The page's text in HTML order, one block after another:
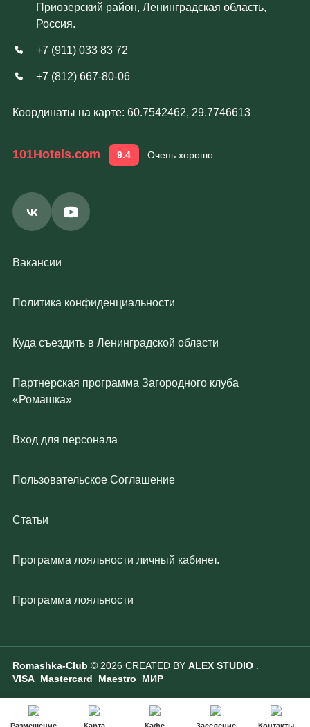
Приозерский район, Ленинградская область,
Россия.
+7 (911) 033 83 72
+7 (812) 667-80-06
Координаты на карте: 60.7542462, 29.7746613
101Hotels.com 9.4 Очень хорошо
Вакансии
Политика конфиденциальности
Куда съездить в Ленинградской области
Партнерская программа Загородного клуба
«Ромашка»
Вход для персонала
Пользовательское Соглашение
Статьи
Программа лояльности личный кабинет.
Программа лояльности
Romashka-Club © 2026 CREATED BY ALEX STUDIO .
VISA Mastercard Maestro МИР